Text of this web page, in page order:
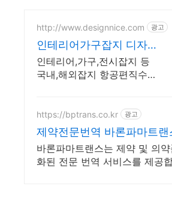
http://www.designnice.com 광고
인테리어가구잡지 디자인
나이스
인테리어,가구,전시잡지 등
국내,해외잡지 항공편직수입.
https://bptrans.co.kr 광고
제약전문번역 바론파마트랜
바론파마트랜스는 제약 및 의
화된 전문 번역 서비스를 제공